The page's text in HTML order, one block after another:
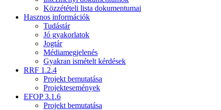
Közzétételi lista dokumentumai
Hasznos információk
Tudástár
Jó gyakorlatok
Jogtár
Médiamegjelenés
Gyakran ismételt kérdések
RRF 1.2.4
Projekt bemutatása
Projektesemények
EFOP 3.1.6
Projekt bemutatása